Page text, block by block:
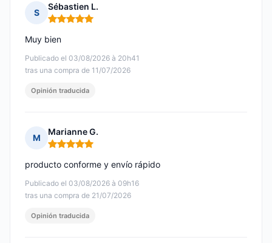
S
Sébastien L.
Nota: 5 de 5
Publicado el 03/08/2026 à 20h41
tras una compra de 11/07/2026
Muy bien
Opinión traducida
M
Marianne G.
Nota: 5 de 5
Publicado el 03/08/2026 à 09h16
tras una compra de 21/07/2026
producto conforme y envío rápido
Opinión traducida